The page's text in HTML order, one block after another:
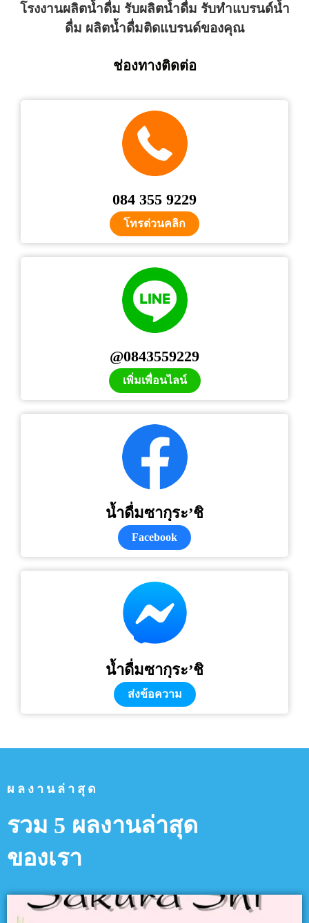
โรงงานผลิตน้ำดื่ม รับผลิตน้ำดื่ม รับทำแบรนด์น้ำ
ดื่ม ผลิตน้ำดื่มติดแบรนด์ของคุณ
ช่องทางติดต่อ
084 355 9229
โทรด่วนคลิก
@0843559229
เพิ่มเพื่อนไลน์
น้ำดื่มซากุระ’ชิ
Facebook
น้ำดื่มซากุระ’ชิ
ส่งข้อความ
ผลงานล่าสุด
รวม 5 ผลงานล่าสุด
ของเรา